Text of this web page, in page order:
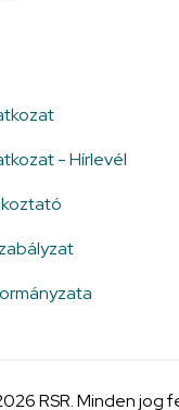
- Hírlevél
RSR. Minden jog